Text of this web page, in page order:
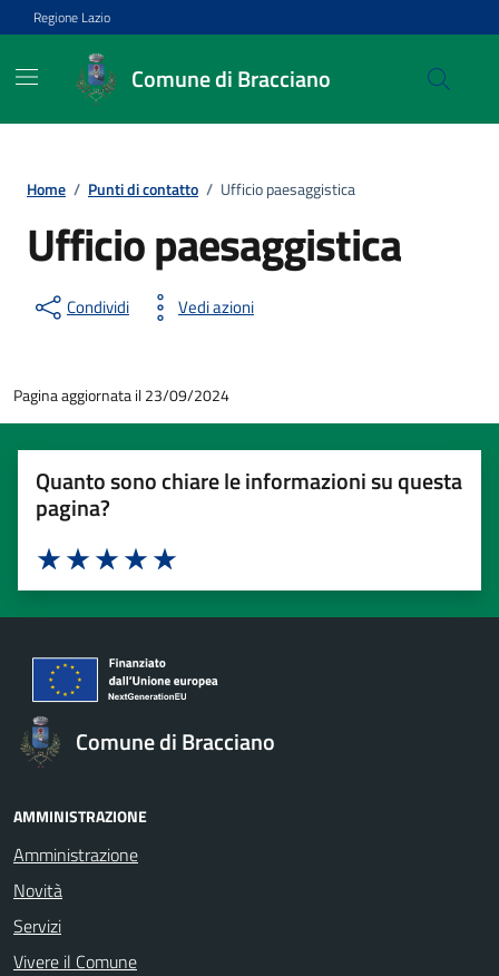
Vai ai contenuti
Vai al footer
Regione Lazio
Comune di Bracciano
Home / Punti di contatto / Ufficio paesaggistica
Ufficio paesaggistica
Condividi Vedi azioni
Pagina aggiornata il 23/09/2024
Quanto sono chiare le informazioni su questa
pagina?
Valuta 5 stelle su 5
Valuta 4 stelle su 5
Valuta 3 stelle su 5
Valuta 2 stelle su 5
Valuta 1 stelle su 5
Comune di Bracciano
AMMINISTRAZIONE
Amministrazione
Novità
Servizi
Vivere il Comune